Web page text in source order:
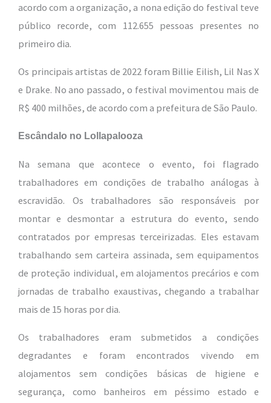
acordo com a organização, a nona edição do festival teve
público recorde, com 112.655 pessoas presentes no
primeiro dia.
Os principais artistas de 2022 foram Billie Eilish, Lil Nas X
e Drake. No ano passado, o festival movimentou mais de
R$ 400 milhões, de acordo com a prefeitura de São Paulo.
Escândalo no Lollapalooza
Na semana que acontece o evento, foi flagrado
trabalhadores em condições de trabalho análogas à
escravidão. Os trabalhadores são responsáveis por
montar e desmontar a estrutura do evento, sendo
contratados por empresas terceirizadas. Eles estavam
trabalhando sem carteira assinada, sem equipamentos
de proteção individual, em alojamentos precários e com
jornadas de trabalho exaustivas, chegando a trabalhar
mais de 15 horas por dia.
Os trabalhadores eram submetidos a condições
degradantes e foram encontrados vivendo em
alojamentos sem condições básicas de higiene e
segurança, como banheiros em péssimo estado e